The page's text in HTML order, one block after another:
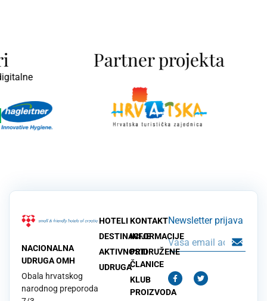
Partner projekta
NACIONALNA
UDRUGA OMH
Obala hrvatskog
narodnog preporoda
HOTELI
DESTINACIJE
AKTIVNOSTI
UDRUGA
KONTAKT
INFORMACIJE
PRIDRUŽENE
ČLANICE
KLUB
PROIZVODA
Newsletter prijava